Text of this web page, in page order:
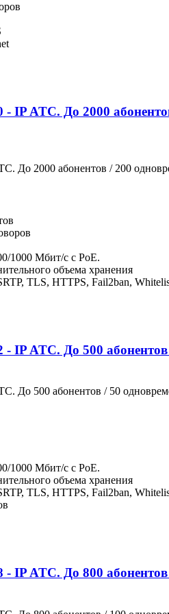
- IP ATC. До 2000
До 2000 абонентов / 200
1000 Мбит/с с PoE.
объема хранения
TLS, HTTPS, Fail2ban,
- IP ATC. До 500
До 500 абонентов / 50
1000 Мбит/с с PoE.
объема хранения
TLS, HTTPS, Fail2ban,
- IP ATC. До 800